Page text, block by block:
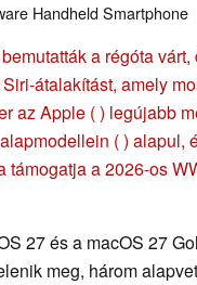
HandheldSmartphone
a régóta
átalakítást, amely
az Apple ( ) legújabb
( ) alapul,
támogatja a 2026-os
27 és a macOS 27
meg, három